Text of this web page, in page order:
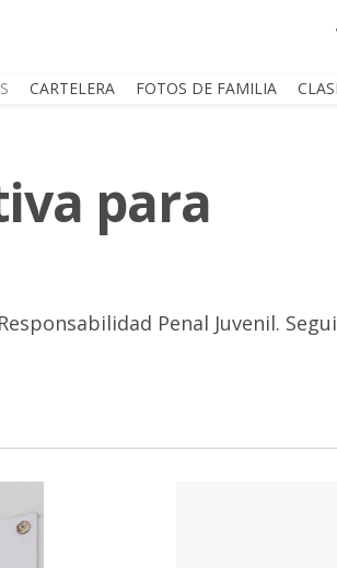
CARTELERA FOTOS DE FAMILIA
para
Penal Juvenil.